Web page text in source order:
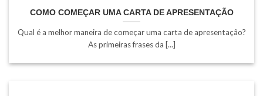
COMO COMEÇAR UMA CARTA DE APRESENTAÇÃO
Qual é a melhor maneira de começar uma carta de apresentação?
As primeiras frases da [...]